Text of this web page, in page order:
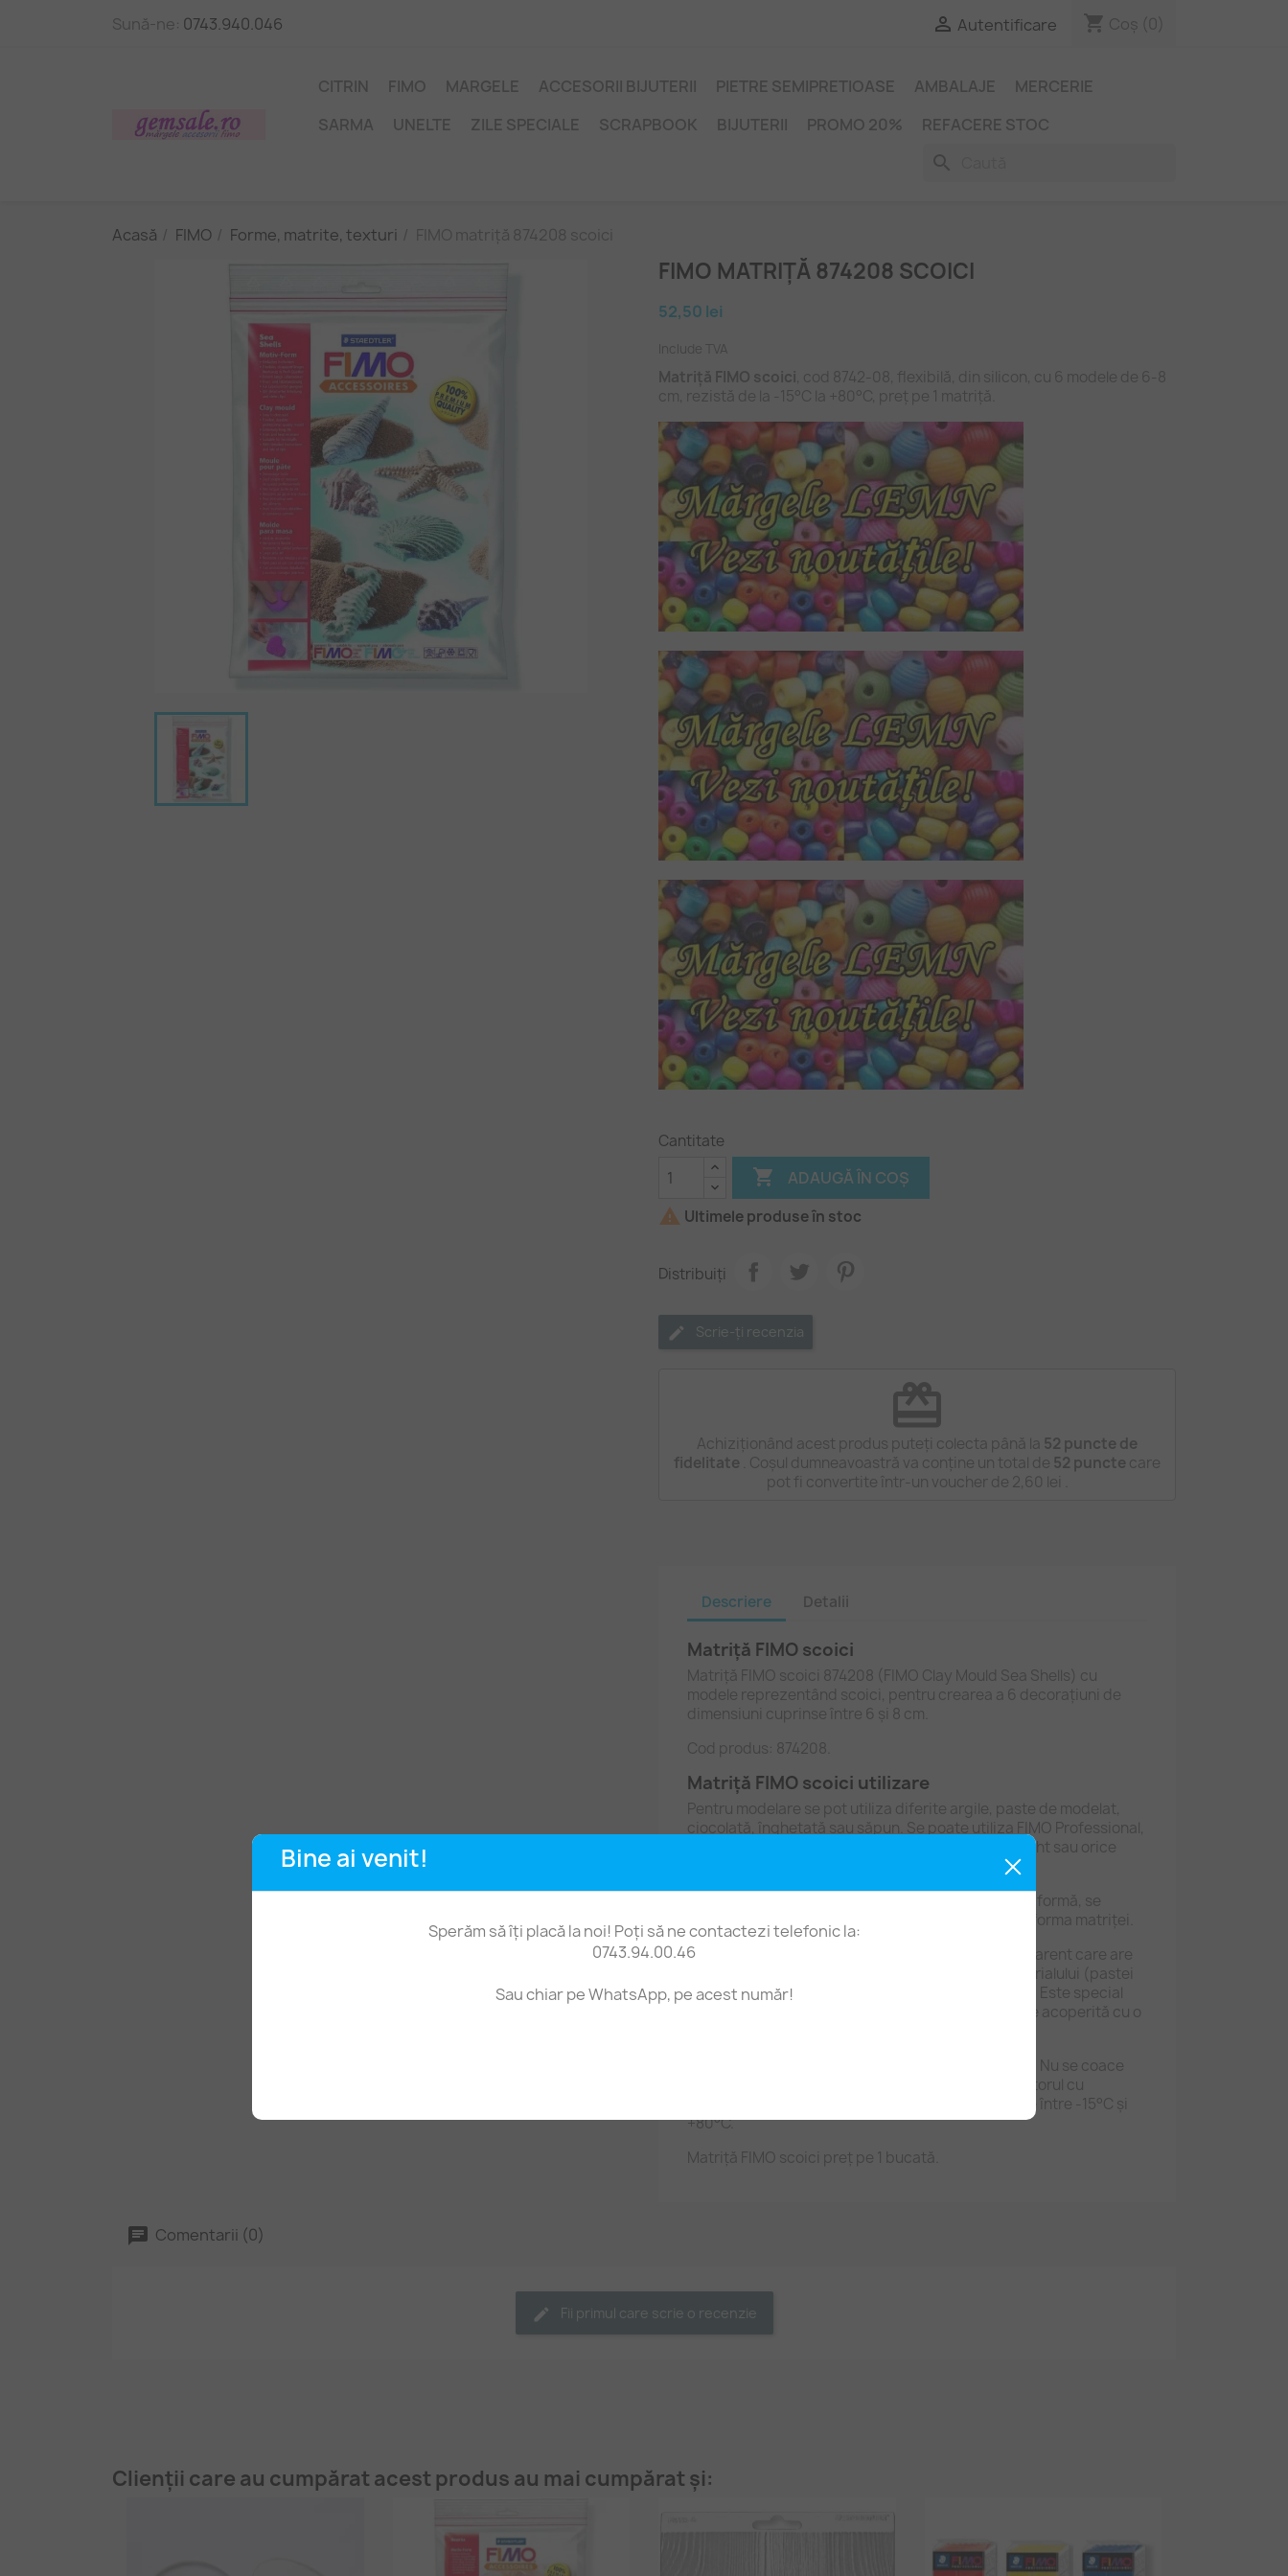
Bine ai venit!
Sperăm să îți placă la noi! Poți să ne contactezi telefonic la:
0743.94.00.46
Sau chiar pe WhatsApp, pe acest număr!
Sună-ne: 0743.940.046  Autentificare shopping_cart Coș (0)
CITRIN FIMO MARGELE ACCESORII BIJUTERII PIETRE SEMIPRETIOASE AMBALAJE
MERCERIE
SARMA
UNELTE ZILE SPECIALE SCRAPBOOK BIJUTERII PROMO 20% REFACERE STOC
search
Acasă FIMO Forme, matrite, texturi FIMO matriță 874208 scoici
FIMO MATRIȚĂ 874208 SCOICI
52,50 lei
Include TVA
Matriță FIMO scoici, cod 8742-08, flexibilă, din silicon, cu 6 modele de 6-8
cm, rezistă de la -15°C la +80°C, preț pe 1 matriță.
Cantitate
 ADAUGĂ ÎN COȘ
 Ultimele produse în stoc
Distribuiți
Scrie-ți recenzia
redeem
Achiziționând acest produs puteți colecta până la 52 puncte de
fidelitate . Coșul dumneavoastră va conține un total de 52 puncte care
pot fi convertite într-un voucher de 2,60 lei
Descriere Detalii
Matriță FIMO scoici
Matriță FIMO scoici 874208 (FIMO Clay Mould Sea Shells) cu
modele reprezentând scoici, pentru crearea a 6 decorațiuni de
dimensiuni cuprinse între 6 și 8 cm.
Cod produs: 874208.
Matriță FIMO scoici utilizare
Pentru modelare se pot utiliza diferite argile, paste de modelat,
ciocolată, înghețată sau săpun. Se poate utiliza FIMO Professional,
FIMO Effect, FIMO SOFT, FIMOAir Basic, FIMOAir Light sau orice
Pasta FIMO sau alt material pe care dorim să îi dăm formă, se
introduce în matriță și se apasă ușor până capătă forma matriței.
Matrița FIMO este confecționată din plastic transparent care are
mai multe proprietăți: desprinderea ușoară a materialului (pastei
FIMO), îndoire ușoară și nedistructivă, durabilitate. Este special
concepută pentru utilizări repetate, deoarece este acoperită cu o
Atenție: pasta FIMO nu se va lăsa la întărit în formă! Nu se coace
pasta FIMO în matriță și nici nu se introduce în cuptorul cu
microunde! Matrița rezistă la temperaturi cuprinse între -15°C și
+80°C.
Matriță FIMO scoici preț pe 1 bucată.
Comentarii (0)
Fii primul care scrie o recenzie
Clienții care au cumpărat acest produs au mai cumpărat și: